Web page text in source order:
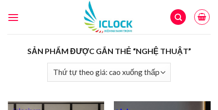
SẢN PHẨM ĐƯỢC GẮN THẺ “NGHỆ THUẬT”